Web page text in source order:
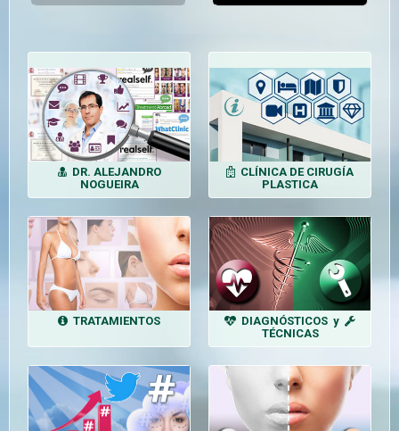
DR. ALEJANDRO
NOGUEIRA
CLÍNICA DE CIRUGÍA
PLASTICA
TRATAMIENTOS
DIAGNÓSTICOS y
TÉCNICAS